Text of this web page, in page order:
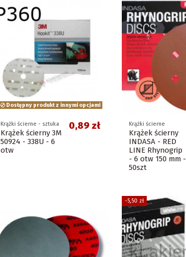
Dostępny produkt z innymi opcjami
Krążki ścierne - sztuka
Krążek ścierny 3M
50924 - 338U - 6
otw
0,89 zł Krążki ścierne
Krążek ścierny
INDASA - RED
LINE Rhynogrip
- 6 otw 150 mm -
50szt
-5,50 zł